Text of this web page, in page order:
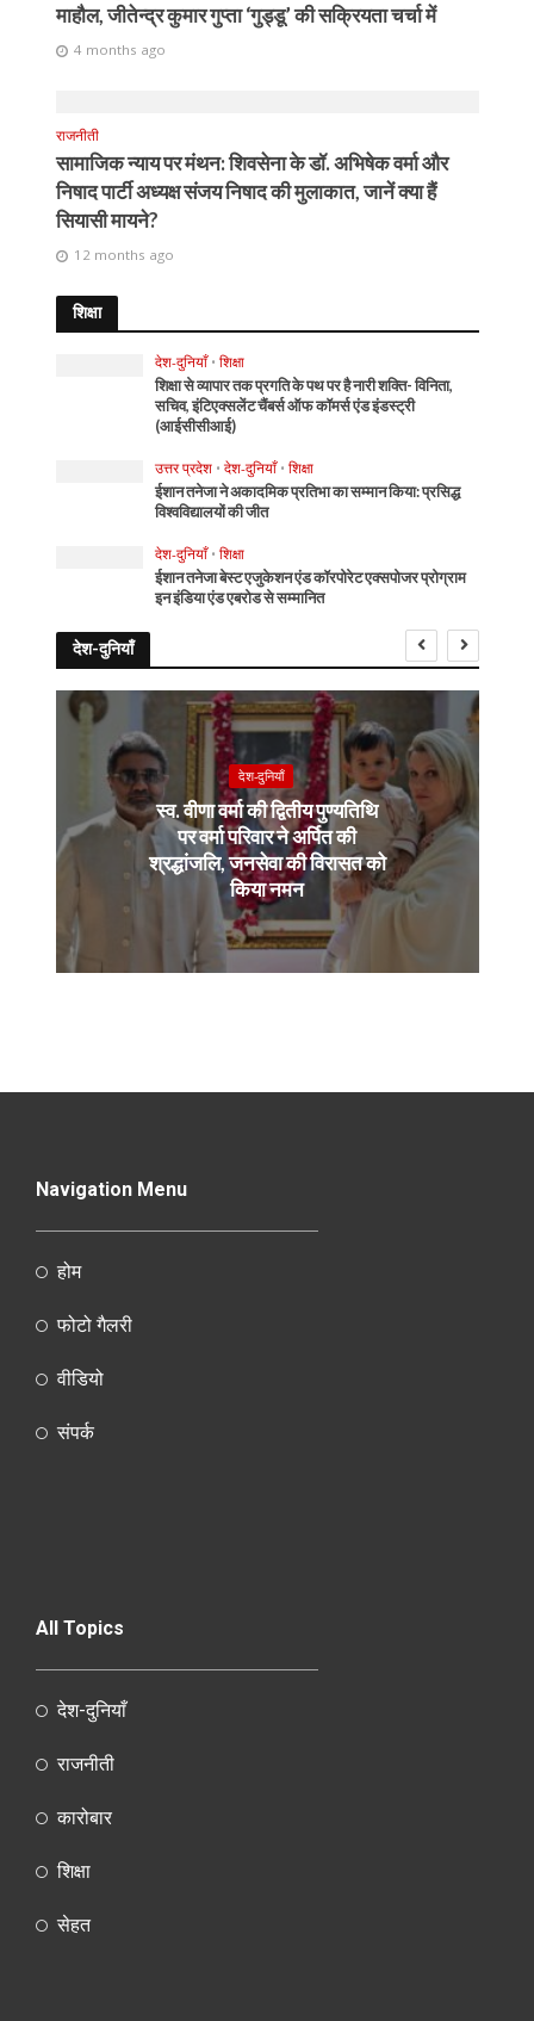
माहौल, जीतेन्द्र कुमार गुप्ता ‘गुड्डू’ की सक्रियता चर्चा में
4 months ago
राजनीती
सामाजिक न्याय पर मंथन: शिवसेना के डॉ. अभिषेक वर्मा और
निषाद पार्टी अध्यक्ष संजय निषाद की मुलाकात, जानें क्या हैं
सियासी मायने?
12 months ago
शिक्षा
देश-दुनियाँ • शिक्षा
शिक्षा से व्यापार तक प्रगति के पथ पर है नारी शक्ति- विनिता,
सचिव, इंटिएक्सलेंट चैंबर्स ऑफ कॉमर्स एंड इंडस्ट्री
(आईसीसीआई)
उत्तर प्रदेश • देश-दुनियाँ • शिक्षा
ईशान तनेजा ने अकादमिक प्रतिभा का सम्मान किया: प्रसिद्ध
विश्वविद्यालयों की जीत
देश-दुनियाँ • शिक्षा
ईशान तनेजा बेस्ट एजुकेशन एंड कॉरपोरेट एक्सपोजर प्रोग्राम
इन इंडिया एंड एबरोड से सम्मानित
देश-दुनियाँ
देश-दुनियाँ
स्व. वीणा वर्मा की द्वितीय पुण्यतिथि
पर वर्मा परिवार ने अर्पित की
श्रद्धांजलि, जनसेवा की विरासत को
किया नमन
Navigation Menu
होम
फोटो गैलरी
वीडियो
संपर्क
All Topics
देश-दुनियाँ
राजनीती
कारोबार
शिक्षा
सेहत